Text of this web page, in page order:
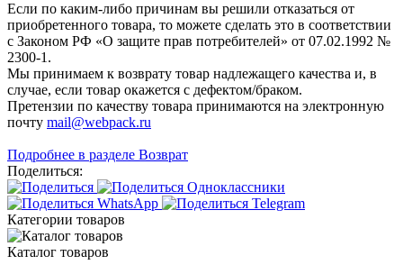
Если по каким-либо причинам вы решили отказаться от
приобретенного товара, то можете сделать это в соответствии
с Законом РФ «О защите прав потребителей» от 07.02.1992 №
2300-1.
Мы принимаем к возврату товар надлежащего качества и, в
случае, если товар окажется с дефектом/браком.
Претензии по качеству товара принимаются на электронную
почту mail@webpack.ru
Подробнее в разделе Возврат
Поделиться:
Категории товаров
Каталог товаров